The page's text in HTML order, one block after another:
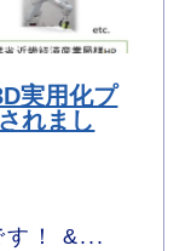
実用化プ
れまし
す！ &...